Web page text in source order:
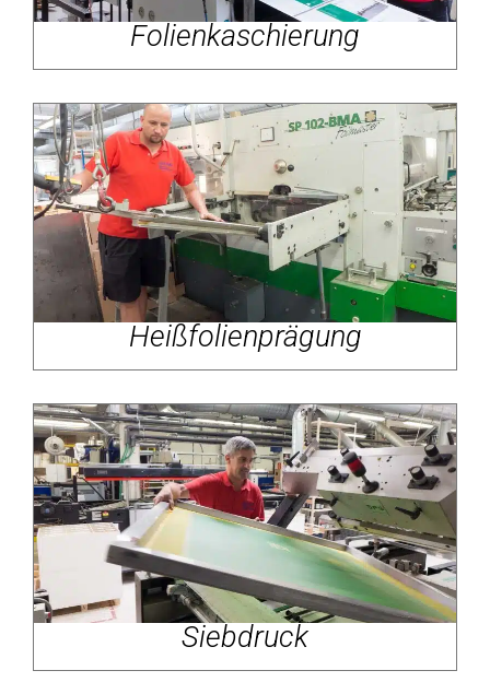
Folienkaschierung
Heißfolienprägung
Siebdruck